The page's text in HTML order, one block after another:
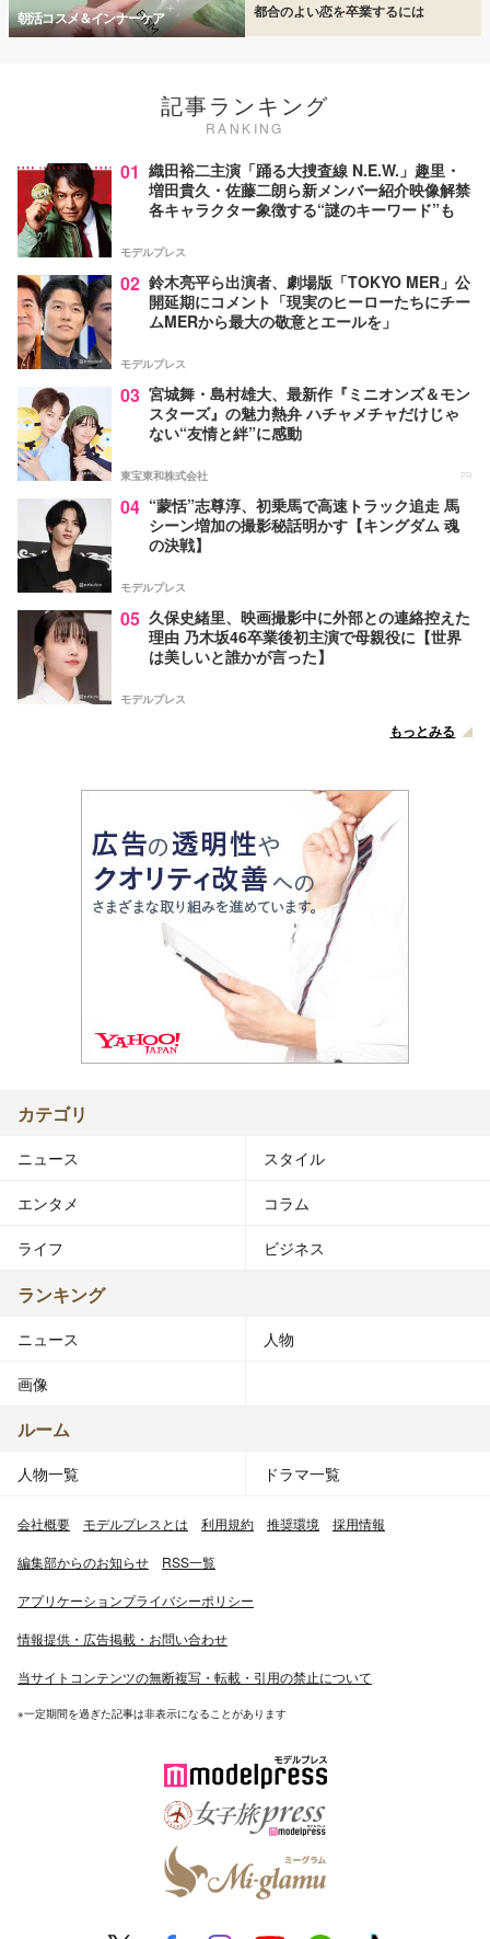
朝活コスメ＆インナーケア 都合のよい恋を卒業するには
記事ランキング
RANKING
01 織田裕二主演「踊る大捜査線 N.E.W.」趣里・
増田貴久・佐藤二朗ら新メンバー紹介映像解禁
各キャラクター象徴する“謎のキーワード”も
モデルプレス
02 鈴木亮平ら出演者、劇場版「TOKYO MER」公
開延期にコメント「現実のヒーローたちにチー
ムMERから最大の敬意とエールを」
モデルプレス
03 宮城舞・島村雄大、最新作『ミニオンズ＆モン
スターズ』の魅力熱弁 ハチャメチャだけじゃ
ない“友情と絆”に感動
東宝東和株式会社 PR
04 “蒙恬”志尊淳、初乗馬で高速トラック追走 馬
シーン増加の撮影秘話明かす【キングダム 魂
の決戦】
モデルプレス
05 久保史緒里、映画撮影中に外部との連絡控えた
理由 乃木坂46卒業後初主演で母親役に【世界
は美しいと誰かが言った】
モデルプレス
もっとみる
カテゴリ
ニュース スタイル
エンタメ コラム
ライフ ビジネス
ランキング
ニュース 人物
画像
ルーム
人物一覧 ドラマ一覧
会社概要 モデルプレスとは 利用規約 推奨環境 採用情報
編集部からのお知らせ RSS一覧
アプリケーションプライバシーポリシー
情報提供・広告掲載・お問い合わせ
当サイトコンテンツの無断複写・転載・引用の禁止について
※一定期間を過ぎた記事は非表示になることがあります